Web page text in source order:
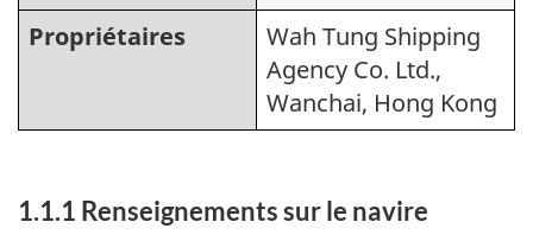
Propriétaires
Wah Tung Shipping
Agency Co. Ltd.,
Wanchai, Hong Kong
1.1.1 Renseignements sur le navire